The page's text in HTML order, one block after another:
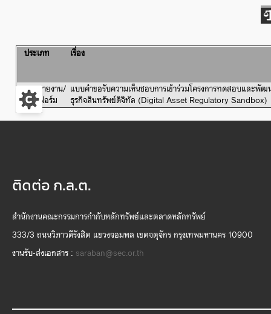
ประเภท เรื่อง
1.แบบรายงาน/
แบบฟอร์ม
แบบคำขอรับความเห็นชอบการเข้าร่วมโครงการทดสอบและพั
ธุรกิจสินทรัพย์ดิจิทัล (Digital Asset Regulatory
ติดต่อ ก.ล.ต.
สำนักงานคณะกรรมการกำกับหลักทรัพย์และตลาดหลักทรัพย์
333/3 ถนนวิภาวดีรังสิต แขวงจอมพล เขตจตุจักร กรุงเทพมหานคร 10900
งานรับ-ส่งเอกสาร : saraban@sec.or.th